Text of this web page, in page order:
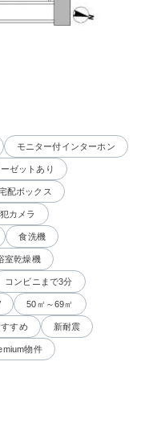
モニター付インターホン
ゼットあり
配ボックス
カメラ
食洗機
室乾燥機
コンビニまで3分
50㎡～69㎡
すめ 新耐震
物件